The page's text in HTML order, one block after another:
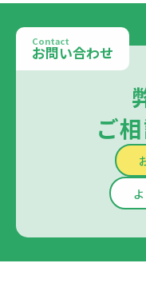
Contact
お問い合わせ
ご